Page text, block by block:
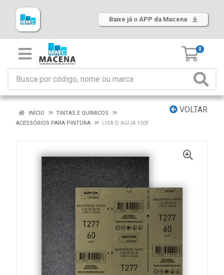
Baixe já o APP da Macena
0
VOLTAR
INÍCIO
TINTAS E QUÍMICOS
ACESSÓRIOS PARA PINTURA
LIXA D AGUA 150F